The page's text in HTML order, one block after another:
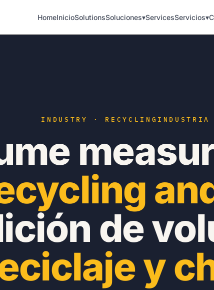
HomeInicioSolutionsSoluciones▾ServicesServicios▾
INDUSTRY · RECYCLING
de
y